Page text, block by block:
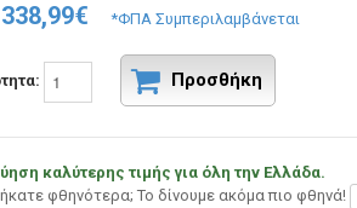
338,99€ *ΦΠΑ Συμπεριλαμβάνεται
Προσθήκη
καλύτερης τιμής για όλη την Ελλάδα.
φθηνότερα; Το δίνουμε ακόμα πιο φθηνά!